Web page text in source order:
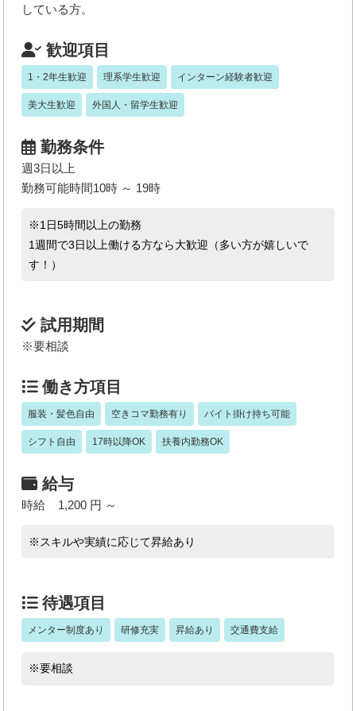
している方。
歓迎項目
1・2年生歓迎 理系学生歓迎 インターン経験者歓迎
美大生歓迎 外国人・留学生歓迎
勤務条件
週3日以上
勤務可能時間10時 ～ 19時
※1日5時間以上の勤務
1週間で3日以上働ける方なら大歓迎（多い方が嬉しいで
す！）
試用期間
※要相談
働き方項目
服装・髪色自由 空きコマ勤務有り バイト掛け持ち可能
シフト自由 17時以降OK 扶養内勤務OK
給与
時給 1,200 円 ～
※スキルや実績に応じて昇給あり
待遇項目
メンター制度あり 研修充実 昇給あり 交通費支給
※要相談